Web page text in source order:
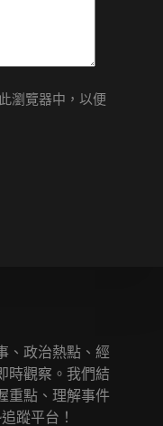
瀏覽器中，以便
、政治熱點、經
時觀察。我們結
重點、理解事件
蹤平台！